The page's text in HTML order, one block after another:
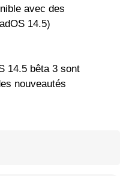
avec des
14.5)
14.5 bêta 3 sont
nouveautés